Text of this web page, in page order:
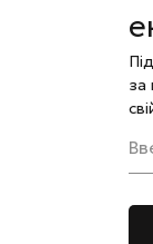
за
Для
Fiber Base.
архитектуру